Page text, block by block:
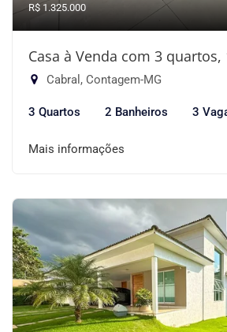
R$ 1.325.000
Casa à Venda com 3 quartos,
Cabral, Contagem-MG
3 Quartos 2 Banheiros 3
Mais informações